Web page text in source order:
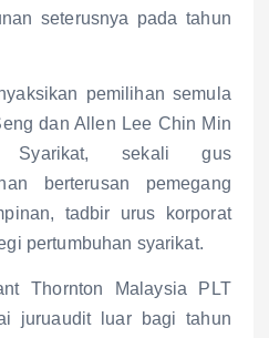
seterusnya pada tahun
pemilihan semula
dan Allen Lee Chin Min
Syarikat, sekali gus
berterusan pemegang
tadbir urus korporat
pertumbuhan syarikat.
Thornton Malaysia PLT
juruaudit luar bagi tahun